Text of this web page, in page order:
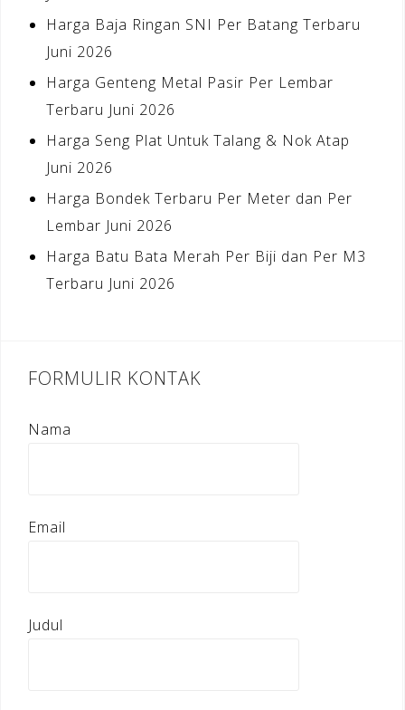
Harga Baja Ringan SNI Per Batang Terbaru
Juni 2026
Harga Genteng Metal Pasir Per Lembar
Terbaru Juni 2026
Harga Seng Plat Untuk Talang & Nok Atap
Juni 2026
Harga Bondek Terbaru Per Meter dan Per
Lembar Juni 2026
Harga Batu Bata Merah Per Biji dan Per M3
Terbaru Juni 2026
FORMULIR KONTAK
Nama
Email
Judul